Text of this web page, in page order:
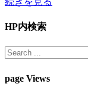
HP内検索
page Views